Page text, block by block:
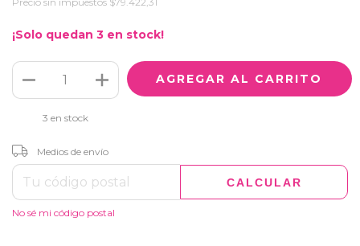
¡Solo quedan 3 en stock!
3 en stock
Entregas para el CP:
Medios de envío
CALCULAR
No sé mi código postal